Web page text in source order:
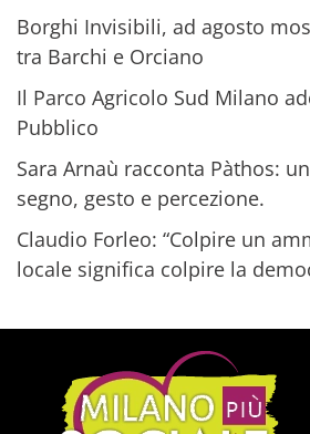
Borghi Invisibili, ad agosto
tra Barchi e Orciano
Il Parco Agricolo Sud Milano
Pubblico
Sara Arnaù racconta Pàthos:
segno, gesto e percezione.
Claudio Forleo: “Colpire un
locale significa colpire la